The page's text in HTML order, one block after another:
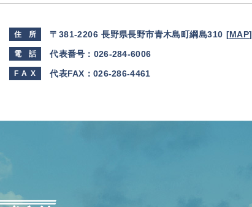
住 所 〒381-2206 長野県長野市青木島町綱島310 [MAP]
電 話 代表番号： 026-284-6006
FAX 代表FAX：026-286-4461